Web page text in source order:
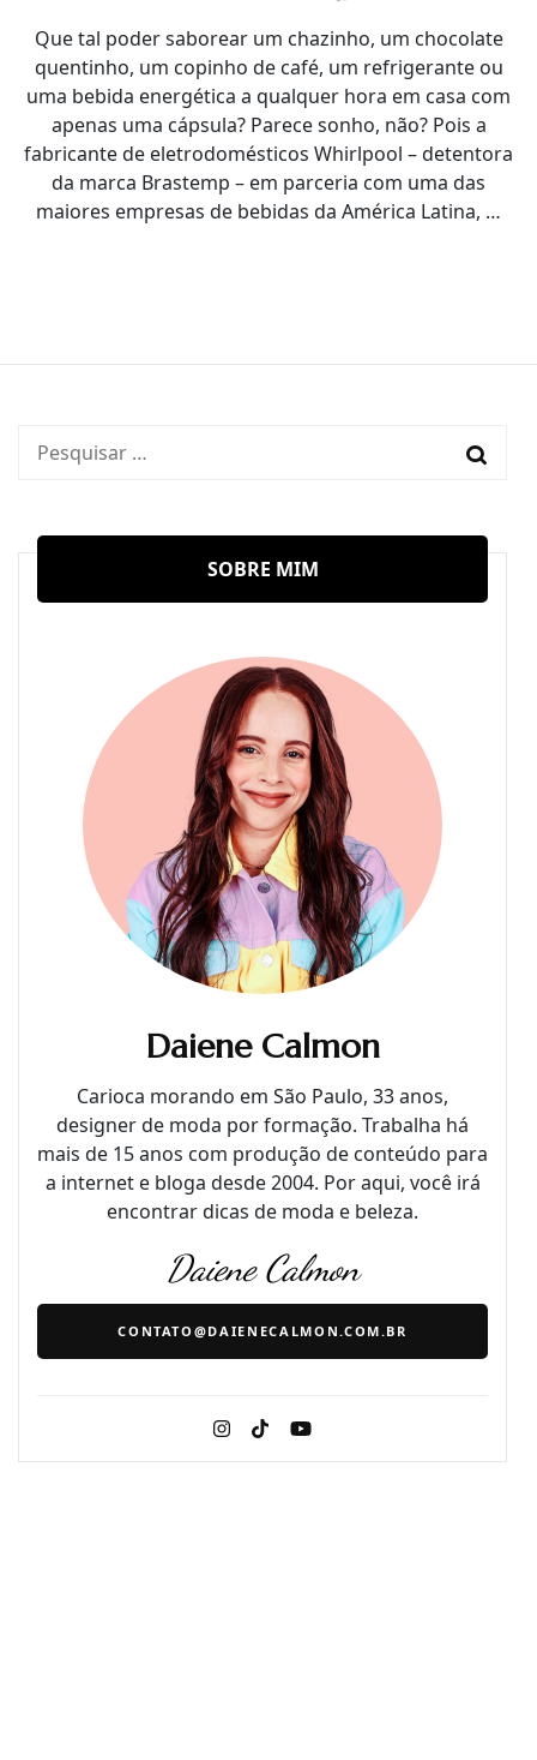
a
máquina
de
bebidas
em
cápsulas
da
Brastemp
Que tal poder saborear um chazinho, um chocolate
quentinho, um copinho de café, um refrigerante ou
uma bebida energética a qualquer hora em casa com
apenas uma cápsula? Parece sonho, não? Pois a
fabricante de eletrodomésticos Whirlpool – detentora
da marca Brastemp – em parceria com uma das
maiores empresas de bebidas da América Latina, …
Pesquisar
SOBRE MIM
Daiene Calmon
Carioca morando em São Paulo, 33 anos,
designer de moda por formação. Trabalha há
mais de 15 anos com produção de conteúdo para
a internet e bloga desde 2004. Por aqui, você irá
encontrar dicas de moda e beleza.
Daiene Calmon
CONTATO@DAIENECALMON.COM.BR